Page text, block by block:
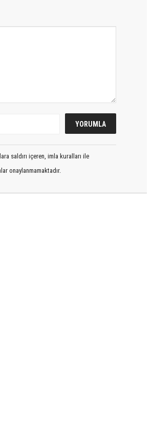
saldırı içeren, imla kuralları ile
onaylanmamaktadır.